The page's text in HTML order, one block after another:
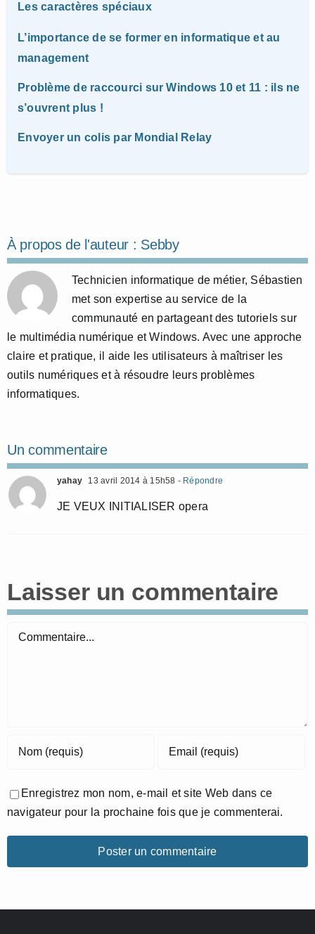
Les caractères spéciaux
L’importance de se former en informatique et au
management
Problème de raccourci sur Windows 10 et 11 : ils ne
s’ouvrent plus !
Envoyer un colis par Mondial Relay
À propos de l'auteur : Sebby
Technicien informatique de métier, Sébastien
met son expertise au service de la
communauté en partageant des tutoriels sur
le multimédia numérique et Windows. Avec une approche
claire et pratique, il aide les utilisateurs à maîtriser les
outils numériques et à résoudre leurs problèmes
informatiques.
Un commentaire
yahay 13 avril 2014 à 15h58 - Répondre
JE VEUX INITIALISER opera
Laisser un commentaire
Commentaire
Enregistrez mon nom, e-mail et site Web dans ce
navigateur pour la prochaine fois que je commenterai.